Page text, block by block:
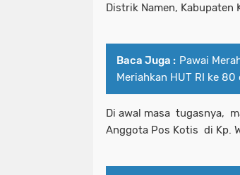
Distrik Namen,
Baca Juga : Pawai
Meriahkan HUT RI ke
Di awal masa tugasnya,
Anggota Pos Kotis di Kp.